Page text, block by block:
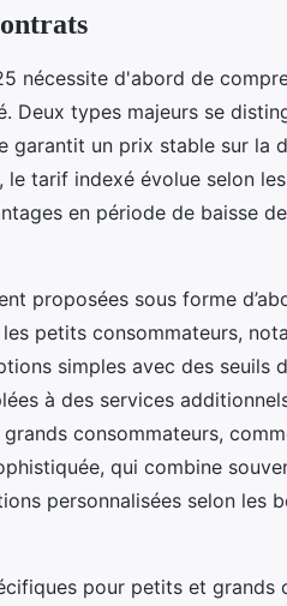
nécessite d'abord de
Deux types majeurs se
un prix stable sur la
le tarif indexé évolue selon
en période de baisse
proposées sous forme
petits consommateurs,
simples avec des seuils
à des services
consommateurs,
qui combine
personnalisées selon les
pour petits et grands